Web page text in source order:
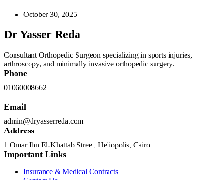
October 30, 2025
Dr Yasser Reda
Consultant Orthopedic Surgeon specializing in sports injuries,
arthroscopy, and minimally invasive orthopedic surgery.
Phone
01060008662
Email
admin@dryasserreda.com
Address
1 Omar Ibn El-Khattab Street, Heliopolis, Cairo
Important Links
Insurance & Medical Contracts